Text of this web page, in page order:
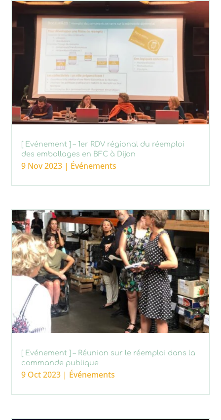
[ Evénement ] – 1er RDV régional du réemploi
des emballages en BFC à Dijon
9 Nov 2023 | Événements
[ Evénement ] – Réunion sur le réemploi dans la
commande publique
9 Oct 2023 | Événements